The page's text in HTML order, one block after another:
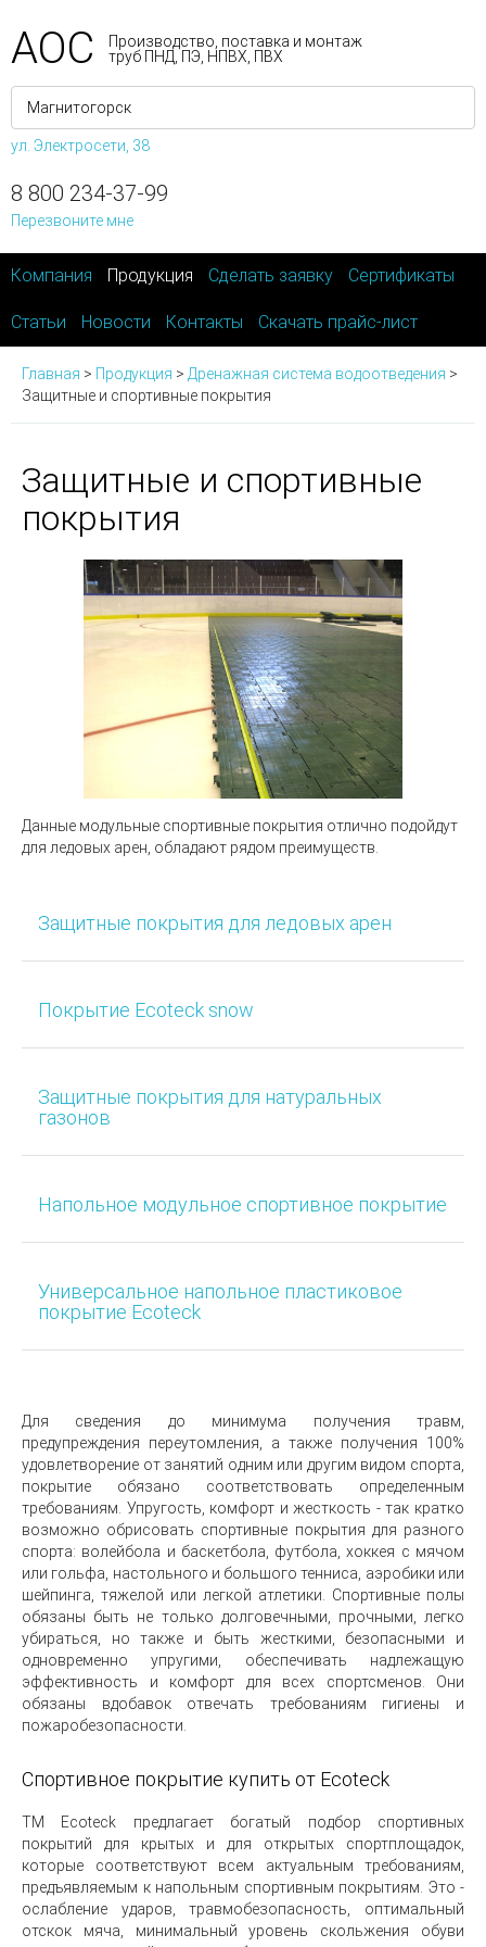
АОС
Производство, поставка и монтаж
труб ПНД, ПЭ, НПВХ, ПВХ
ул. Электросети, 38
8 800 234-37-99
Перезвоните мне
Компания Продукция Сделать заявку Сертификаты
Статьи Новости Контакты Скачать прайс-лист
Главная > Продукция > Дренажная система водоотведения >
Защитные и спортивные покрытия
Защитные и спортивные
покрытия
Данные модульные спортивные покрытия отлично подойдут
для ледовых арен, обладают рядом преимуществ.
Защитные покрытия для ледовых арен
Покрытие Ecoteck snow
Защитные покрытия для натуральных
газонов
Напольное модульное спортивное покрытие
Универсальное напольное пластиковое
покрытие Ecoteck
Для сведения до минимума получения травм,
предупреждения переутомления, a также получения 100%
удовлетворение от занятий одним или другим видом спорта,
покрытие обязано соответствовать определенным
требованиям. Упругость, комфорт и жесткость - так кратко
возможно обрисовать спортивные покрытия для разного
спорта: волейбола и баскетбола, футбола, хоккея с мячом
или гольфа, настольного и большого тенниса, аэробики или
шейпинга, тяжелой или легкой атлетики. Спортивные полы
обязаны быть не только долговечными, прочными, легко
убираться, но также и быть жесткими, безопасными и
одновременно упругими, обеспечивать надлежащую
эффективность и комфорт для всех спортсменов. Они
обязаны вдобавок отвечать требованиям гигиены и
пожаробезопасности.
Спортивное покрытие купить от Ecoteck
ТМ Ecoteck предлагает богатый подбор спортивных
покрытий для крытых и для открытых спортплощадок,
которые соответствуют всем актуальным требованиям,
предъявляемым к напольным спортивным покрытиям. Это -
ослабление ударов, травмобезопасность, оптимальный
отскок мяча, минимальный уровень скольжения обуви